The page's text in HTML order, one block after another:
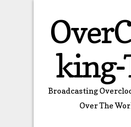
king-
Broadcasting
Over The